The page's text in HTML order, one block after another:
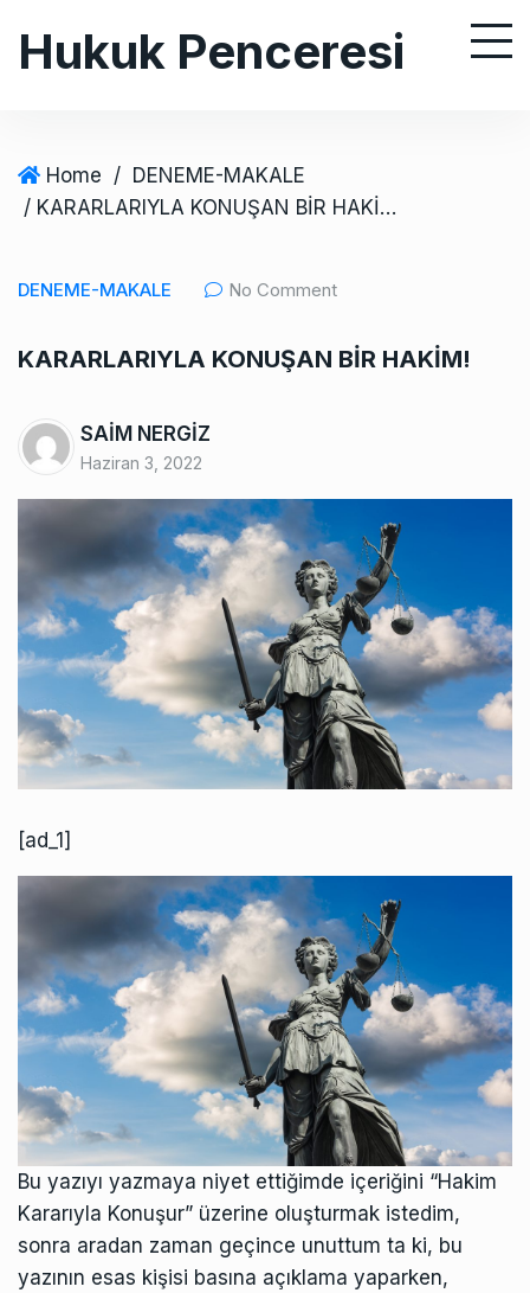
Hukuk Penceresi
Home / DENEME-MAKALE
/ KARARLARIYLA KONUŞAN BİR HAKİM!
DENEME-MAKALE No Comment
KARARLARIYLA KONUŞAN BİR HAKİM!
SAİM NERGİZ
Haziran 3, 2022
[ad_1]
Bu yazıyı yazmaya niyet ettiğimde içeriğini “Hakim
Kararıyla Konuşur” üzerine oluşturmak istedim,
sonra aradan zaman geçince unuttum ta ki, bu
yazının esas kişisi basına açıklama yaparken,